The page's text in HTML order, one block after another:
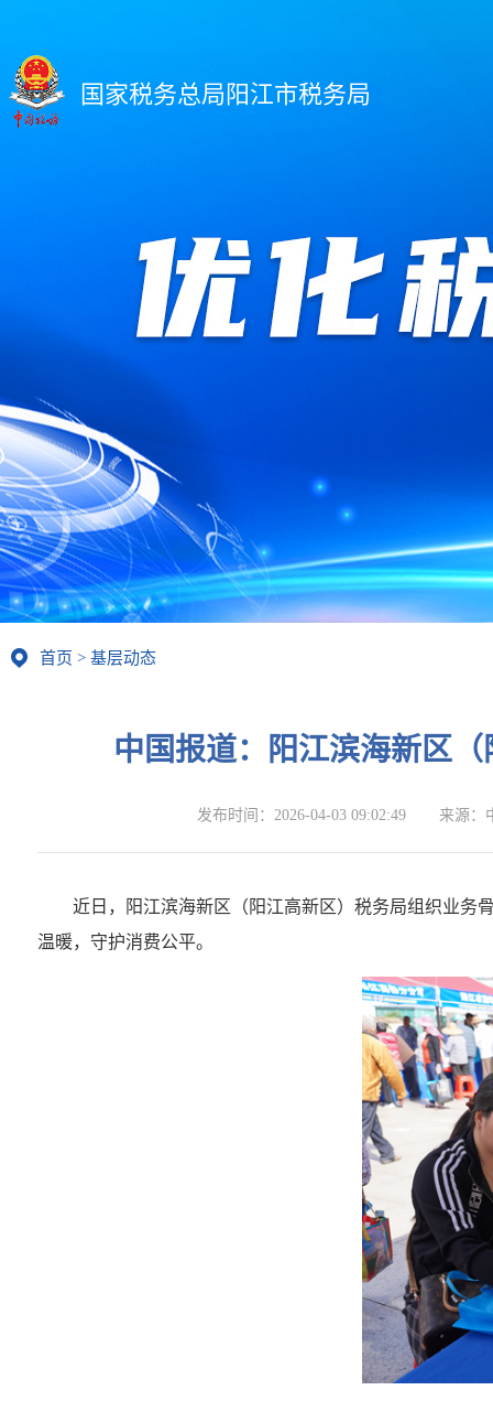
国家税务总局阳江市税务局
首页 > 基层动态
中国报道：阳江滨海新区
发布时间： 2026-04-03 09:02:49 来源：
近日，阳江滨海新区（阳江高新区）税务局组织业务
温暖，守护消费公平。